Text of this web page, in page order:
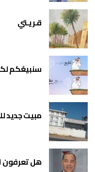
قـريـتي
سنبيعُكم
مبيت جديد
هل تعرفون